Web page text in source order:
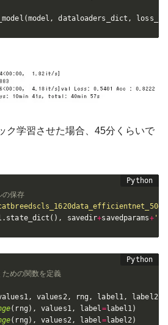
(model , dataloaders_dict , loss_fn
ク学習させた場合、45分くらいで
保存
. state_dict ( ) , savedir+savedparams+
めの関数を定義
, values2 , rng , label1 , label2
( rng ) , values1 , label =label1 )
( rng ) , values2 , label =label2 )